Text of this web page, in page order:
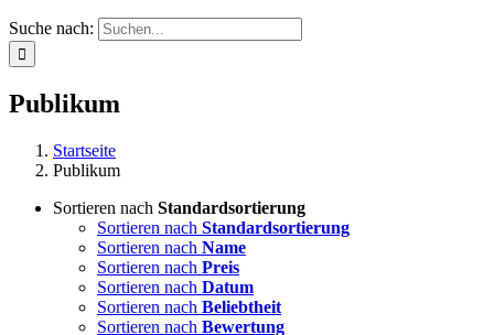
Suche nach:
Publikum
Startseite
Publikum
Sortieren nach Standardsortierung
Sortieren nach Standardsortierung
Sortieren nach Name
Sortieren nach Preis
Sortieren nach Datum
Sortieren nach Beliebtheit
Sortieren nach Bewertung